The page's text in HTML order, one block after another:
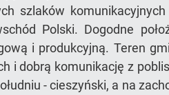
szlaków
Polski. Dogodne
i produkcyjną. Teren
i dobrą komunikację z
- cieszyński, a na